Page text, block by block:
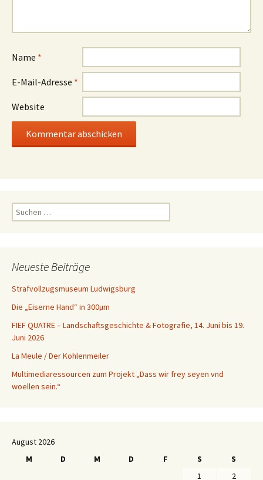
Name *
E-Mail-Adresse *
Website
Suchen
nach:
Neueste Beiträge
Strafvollzugsmuseum Ludwigsburg
Die „Eiserne Hand“ in 300µm
FIEF QUATRE – Landschaftsgeschichte & Fotografie, 14. Juni bis 19.
Juni 2026
La Meule / Der Kohlenmeiler
Multimediaressourcen zum Projekt „Dass wir frey seyen vnd
woellen sein.“
August 2026
M
D M D F S
S
1
2